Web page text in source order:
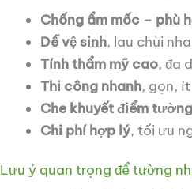
Chống ẩm mốc – phù
Dễ vệ sinh, lau chùi
Tính thẩm mỹ cao, đa
Thi công nhanh, gọn,
Che khuyết điểm
Chi phí hợp lý, tối ưu
Lưu ý quan trọng để tường